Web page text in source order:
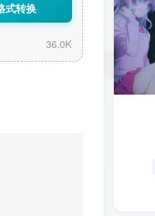
式转换
36.0K